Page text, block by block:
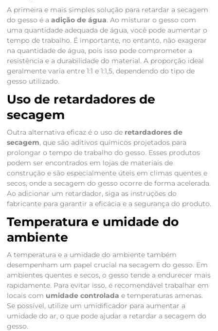
A primeira e mais simples solução para retardar a secagem
do gesso é a adição de água. Ao misturar o gesso com
uma quantidade adequada de água, você pode aumentar o
tempo de trabalho. É importante, no entanto, não exagerar
na quantidade de água, pois isso pode comprometer a
resistência e a durabilidade do material. A proporção ideal
geralmente varia entre 1:1 e 1:1,5, dependendo do tipo de
gesso utilizado.
Uso de retardadores de
secagem
Outra alternativa eficaz é o uso de retardadores de
secagem, que são aditivos químicos projetados para
prolongar o tempo de trabalho do gesso. Esses produtos
podem ser encontrados em lojas de materiais de
construção e são especialmente úteis em climas quentes e
secos, onde a secagem do gesso ocorre de forma acelerada.
Ao adicionar um retardador, siga as instruções do
fabricante para garantir a eficácia e a segurança do produto.
Temperatura e umidade do
ambiente
A temperatura e a umidade do ambiente também
desempenham um papel crucial na secagem do gesso. Em
ambientes quentes e secos, o gesso tende a endurecer mais
rapidamente. Para evitar isso, é recomendável trabalhar em
locais com umidade controlada e temperaturas amenas.
Se possível, utilize um umidificador para aumentar a
umidade do ar, o que pode ajudar a retardar a secagem do
gesso.